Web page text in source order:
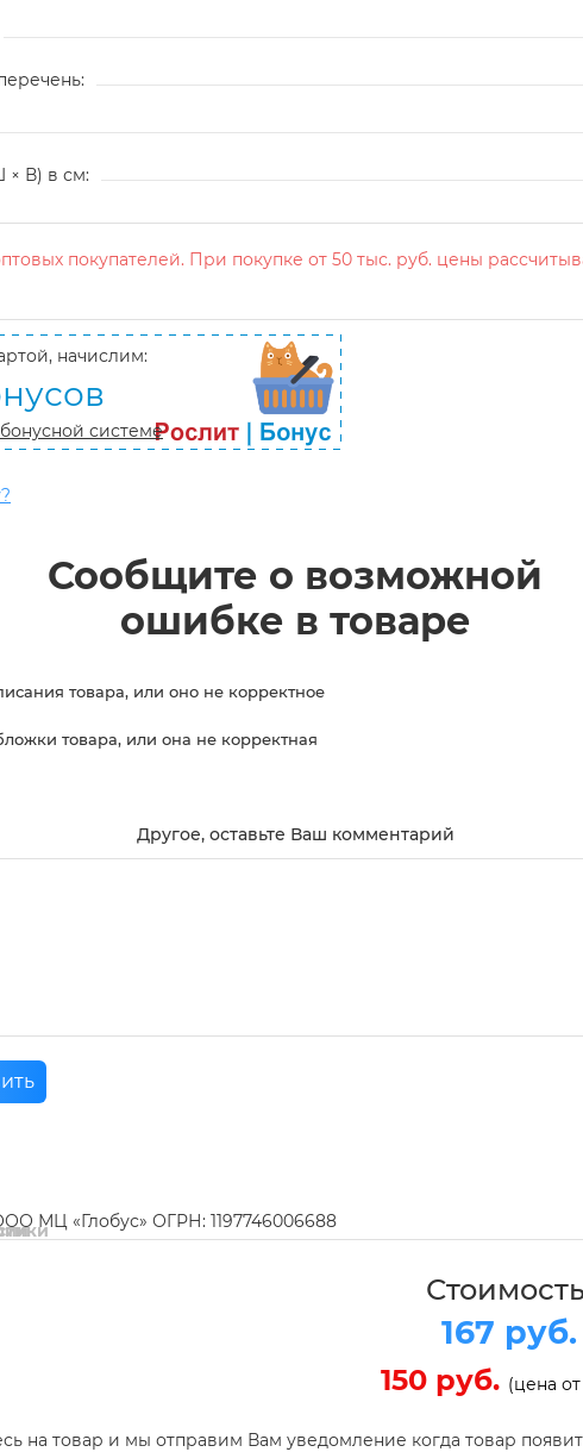
× В) в см:
покупателей. При покупке от 50 тыс. руб. цены
начислим:
системе
Сообщите о возможной
ошибке в товаре
товара, или оно не корректное
товара, или она не корректная
Другое, оставьте Ваш комментарий
МЦ «Глобус» ОГРН: 1197746006688
167 руб.
150 руб. (цена от
на товар и мы отправим Вам уведомление когда товар